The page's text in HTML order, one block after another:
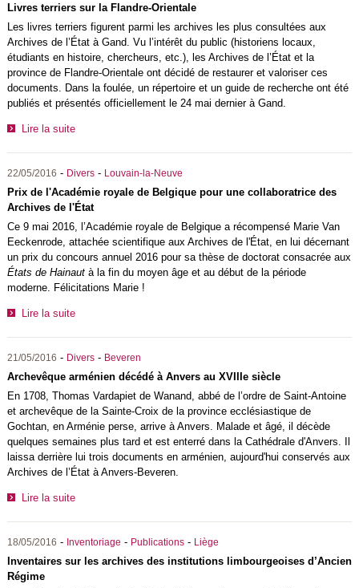
Livres terriers sur la Flandre-Orientale
Les livres terriers figurent parmi les archives les plus consultées aux
Archives de l’État à Gand. Vu l’intérêt du public (historiens locaux,
étudiants en histoire, chercheurs, etc.), les Archives de l’État et la
province de Flandre-Orientale ont décidé de restaurer et valoriser ces
documents. Dans la foulée, un répertoire et un guide de recherche ont été
publiés et présentés officiellement le 24 mai dernier à Gand.
Lire la suite
22/05/2016 - Divers- Louvain-la-Neuve
Prix de l'Académie royale de Belgique pour une collaboratrice des
Archives de l'État
Ce 9 mai 2016, l’Académie royale de Belgique a récompensé Marie Van
Eeckenrode, attachée scientifique aux Archives de l'État, en lui décernant
un prix du concours annuel 2016 pour sa thèse de doctorat consacrée aux
États de Hainautà la fin du moyen âge et au début de la période
moderne. Félicitations Marie !
Lire la suite
21/05/2016 - Divers- Beveren
Archevêque arménien décédé à Anvers au XVIIIe siècle
En 1708, Thomas Vardapiet de Wanand, abbé de l’ordre de Saint-Antoine
et archevêque de la Sainte-Croix de la province ecclésiastique de
Gochtan, en Arménie perse, arrive à Anvers. Malade et âgé, il décède
quelques semaines plus tard et est enterré dans la Cathédrale d'Anvers. Il
laissa derrière lui trois documents en arménien, aujourd'hui conservés aux
Archives de l’État à Anvers-Beveren.
Lire la suite
18/05/2016 - Inventoriage - Publications- Liège
Inventaires sur les archives des institutions limbourgeoises d’Ancien
Régime